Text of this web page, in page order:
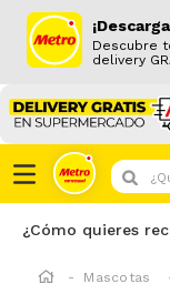
Descubre
delivery
¿Que
¿Cómo quieres
Mascotas